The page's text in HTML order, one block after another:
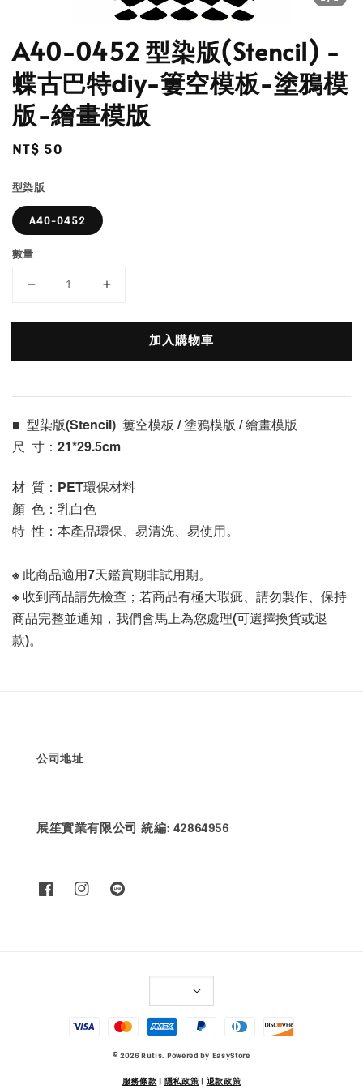
A40-0452 型染版(Stencil) -
蝶古巴特diy-簍空模板-塗鴉模
版-繪畫模版
Regular
NT$ 50
型染版
A40-0452
數量
加入購物車
■  型染版(Stencil)  簍空模板 / 塗鴉模版 / 繪畫模版
尺  寸：21*29.5cm
材  質：PET環保材料
顏  色：乳白色
特  性：本產品環保、易清洗、易使用。
※ 此商品適用7天鑑賞期非試用期。
※ 收到商品請先檢查；若商品有極大瑕疵、請勿製作、保持
商品完整並通知，我們會馬上為您處理(可選擇換貨或退
款)。
公司地址
展笙實業有限公司 統編: 42864956
© 2026 Rutis. Powered by EasyStore
服務條款| 隱私政策| 退款政策